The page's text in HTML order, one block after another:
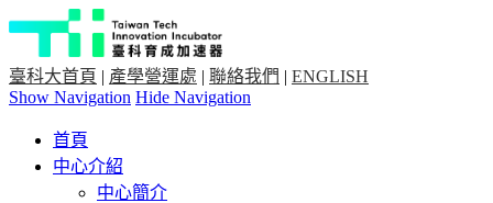
臺科大首頁 | 產學營運處 | 聯絡我們 | ENGLISH
Show Navigation Hide Navigation
首頁
中心介紹
中心簡介